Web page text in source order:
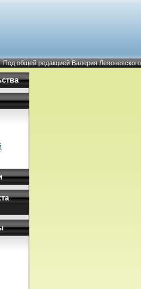
Под общей редакцией Валерия Левоневского